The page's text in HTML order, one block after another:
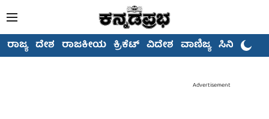
ರಾಜ್ಯ ದೇಶ ರಾಜಕೀಯ ಕ್ರಿಕೆಟ್ ವಿದೇಶ ವಾಣಿಜ್ಯ ಸಿನಿಮಾ
Advertisement